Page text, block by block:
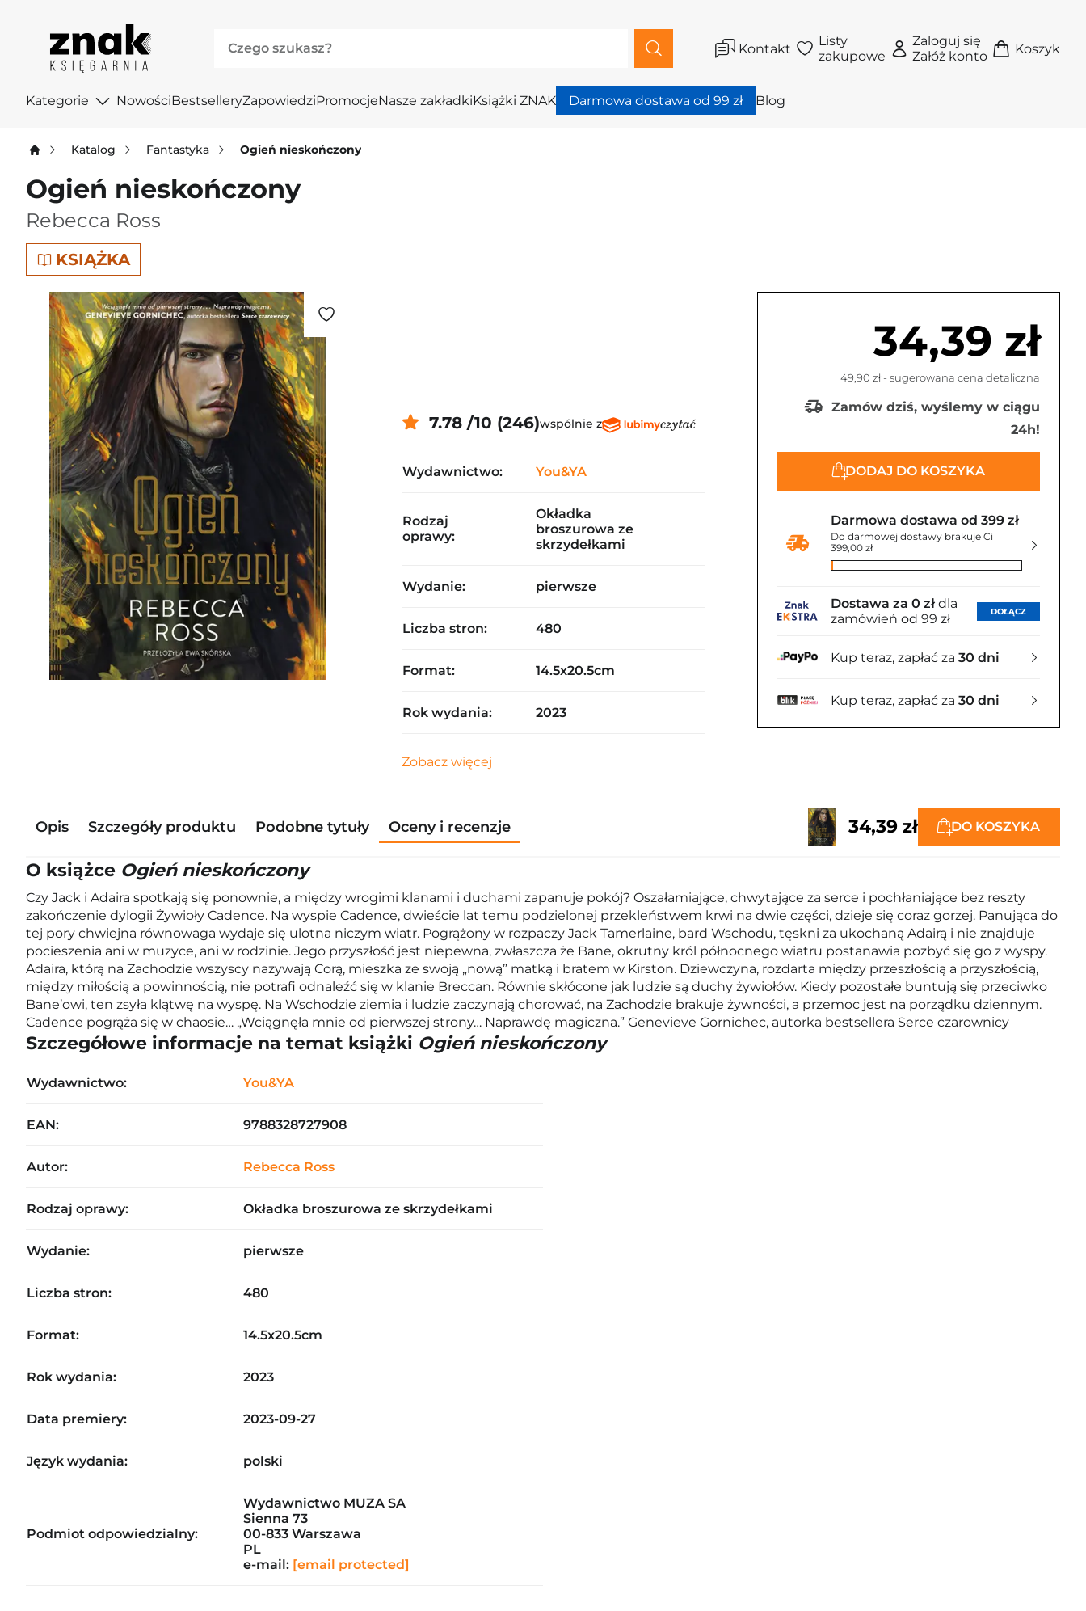
Kontakt
Listy
zakupowe
Zaloguj się
Załóż konto
Koszyk
Kategorie NowościBestselleryZapowiedziPromocjeNasze zakładkiKsiążki ZNAK Darmowa dostawa od 99 zł Blog
Katalog Fantastyka Ogień nieskończony
Ogień nieskończony
Rebecca Ross
KSIĄŻKA
34,39 zł
49,90 zł- sugerowana cena detaliczna
Zamów dziś, wyślemy w ciągu
24h!
DODAJ DO KOSZYKA
Darmowa dostawa od 399 zł
Do darmowej dostawy brakuje Ci
399,00 zł
Dostawa za 0 zł dla
zamówień od 99 zł
DOŁĄCZ
Kup teraz, zapłać za 30 dni
Kup teraz, zapłać za 30 dni
7.78 /10 (246)wspólnie z
Wydawnictwo: You&YA
Rodzaj
oprawy:
Okładka
broszurowa ze
skrzydełkami
Wydanie: pierwsze
Liczba stron: 480
Format: 14.5x20.5cm
Rok wydania: 2023
Zobacz więcej
Opis Szczegóły produktu Podobne tytuły Oceny i recenzje 34,39 zł DO KOSZYKA
O książce Ogień nieskończony
Czy Jack i Adaira spotkają się ponownie, a między wrogimi klanami i duchami zapanuje pokój? Oszałamiające, chwytające za serce i pochłaniające bez reszty
zakończenie dylogii Żywioły Cadence. Na wyspie Cadence, dwieście lat temu podzielonej przekleństwem krwi na dwie części, dzieje się coraz gorzej. Panująca do
tej pory chwiejna równowaga wydaje się ulotna niczym wiatr. Pogrążony w rozpaczy Jack Tamerlaine, bard Wschodu, tęskni za ukochaną Adairą i nie znajduje
pocieszenia ani w muzyce, ani w rodzinie. Jego przyszłość jest niepewna, zwłaszcza że Bane, okrutny król północnego wiatru postanawia pozbyć się go z wyspy.
Adaira, którą na Zachodzie wszyscy nazywają Corą, mieszka ze swoją „nową” matką i bratem w Kirston. Dziewczyna, rozdarta między przeszłością a przyszłością,
między miłością a powinnością, nie potrafi odnaleźć się w klanie Breccan. Równie skłócone jak ludzie są duchy żywiołów. Kiedy pozostałe buntują się przeciwko
Bane’owi, ten zsyła klątwę na wyspę. Na Wschodzie ziemia i ludzie zaczynają chorować, na Zachodzie brakuje żywności, a przemoc jest na porządku dziennym.
Cadence pogrąża się w chaosie… „Wciągnęła mnie od pierwszej strony… Naprawdę magiczna.” Genevieve Gornichec, autorka bestsellera Serce czarownicy
Szczegółowe informacje na temat książki Ogień nieskończony
Wydawnictwo: You&YA
EAN: 9788328727908
Autor: Rebecca Ross
Rodzaj oprawy: Okładka broszurowa ze skrzydełkami
Wydanie: pierwsze
Liczba stron: 480
Format: 14.5x20.5cm
Rok wydania: 2023
Data premiery: 2023-09-27
Język wydania: polski
Podmiot odpowiedzialny:
Wydawnictwo MUZA SA
Sienna 73
00-833 Warszawa
PL
e-mail: [email protected]